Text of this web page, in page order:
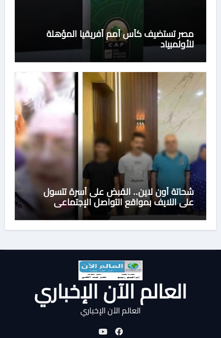
مصر تستضيف كأس أمم أفريقيا المؤهلة
للأولمبياد
شحاتة أون لاين.. القبض على أسرة تتسول
على اللايف بمواقع التواصل الإجتماعى
العالم الآن الإخباري
العالم الآن الإخباري